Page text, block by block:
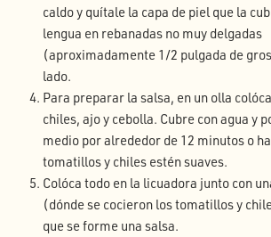
caldo y quítale la capa de piel que la
lengua en rebanadas no muy delgadas
(aproximadamente 1/2 pulgada de
lado.
Para preparar la salsa, en un olla
chiles, ajo y cebolla. Cubre con agua y
medio por alrededor de 12 minutos o
tomatillos y chiles estén suaves.
Colóca todo en la licuadora junto con
(dónde se cocieron los tomatillos y
que se forme una salsa.